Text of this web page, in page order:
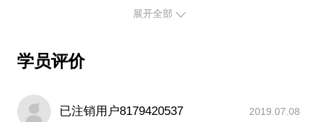
京聚乐集团公司市场部就职直至回国。在日时间共计8
体育文化产业，主要项目是“陕西业余足球超级联
限公司，主营日本定制旅游，让大家真正的体验日
本。
展开全部
学员评价
已注销用户8179420537 2019.07.08